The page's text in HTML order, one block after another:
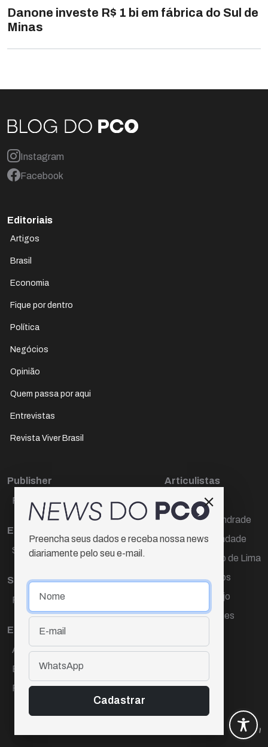
Danone investe R$ 1 bi em fábrica do Sul de
Minas
Instagram
Facebook
Editoriais
Artigos
Brasil
Economia
Fique por dentro
Política
Negócios
Opinião
Quem passa por aqui
Entrevistas
Revista Viver Brasil
Publisher
Paulo Cesar de Oliveira
Editora Chefe
Sueli Cotta
Sub-editora
Raquel Ayres
Equipe
Ana Lúcia Cortez
Eliane Hardy
Fernando Torres
Articulistas
Décio Freire
Dr Marcos Andrade
Hamilton Trindade
Igor Carvalho de Lima
Mario Campos
Renata Araújo
Wagner Gomes
Preencha seus dados e receba nossa news
diariamente pelo seu e-mail.